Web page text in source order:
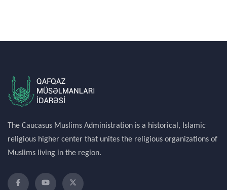
The Caucasus Muslims Administration is a historical, Islamic
religious higher center that unites the religious organizations of
Muslims living in the region.